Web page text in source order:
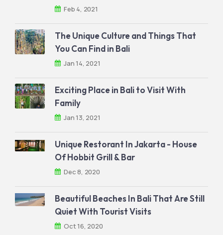
Feb 4, 2021
The Unique Culture and Things That
You Can Find in Bali
Jan 14, 2021
Exciting Place in Bali to Visit With
Family
Jan 13, 2021
Unique Restorant In Jakarta - House
Of Hobbit Grill & Bar
Dec 8, 2020
Beautiful Beaches In Bali That Are Still
Quiet With Tourist Visits
Oct 16, 2020